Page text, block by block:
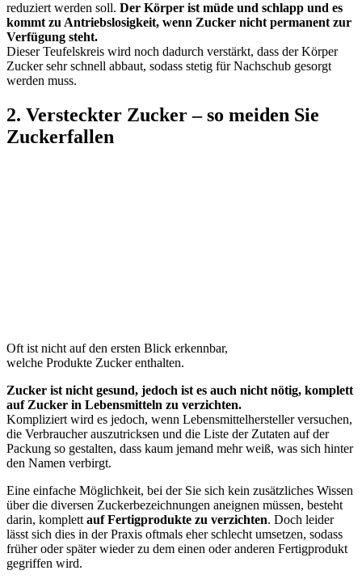
reduziert werden soll. Der Körper ist müde und schlapp und es
kommt zu Antriebslosigkeit, wenn Zucker nicht permanent zur
Verfügung steht.
Dieser Teufelskreis wird noch dadurch verstärkt, dass der Körper
Zucker sehr schnell abbaut, sodass stetig für Nachschub gesorgt
werden muss.
2. Versteckter Zucker – so meiden Sie
Zuckerfallen
Oft ist nicht auf den ersten Blick erkennbar,
welche Produkte Zucker enthalten.
Zucker ist nicht gesund, jedoch ist es auch nicht nötig, komplett
auf Zucker in Lebensmitteln zu verzichten.
Kompliziert wird es jedoch, wenn Lebensmittelhersteller versuchen,
die Verbraucher auszutricksen und die Liste der Zutaten auf der
Packung so gestalten, dass kaum jemand mehr weiß, was sich hinter
den Namen verbirgt.
Eine einfache Möglichkeit, bei der Sie sich kein zusätzliches Wissen
über die diversen Zuckerbezeichnungen aneignen müssen, besteht
darin, komplettauf Fertigprodukte zu verzichten. Doch leider
lässt sich dies in der Praxis oftmals eher schlecht umsetzen, sodass
früher oder später wieder zu dem einen oder anderen Fertigprodukt
gegriffen wird.